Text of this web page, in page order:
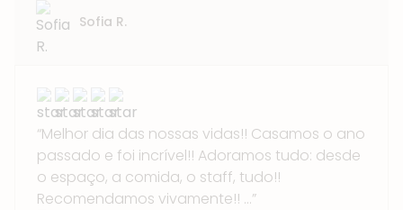
“Melhor dia das nossas vidas!! Casamos o ano
passado e foi incrível!! Adoramos tudo: desde
o espaço, a comida, o staff, tudo!!
Recomendamos vivamente!! ...”
Sofia R.